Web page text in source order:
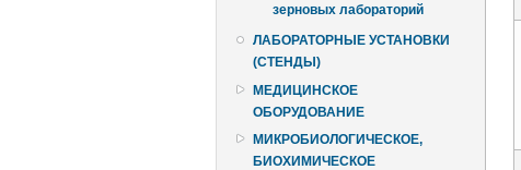
зерновых лабораторий
ЛАБОРАТОРНЫЕ УСТАНОВКИ
(СТЕНДЫ)
МЕДИЦИНСКОЕ
ОБОРУДОВАНИЕ
МИКРОБИОЛОГИЧЕСКОЕ,
БИОХИМИЧЕСКОЕ